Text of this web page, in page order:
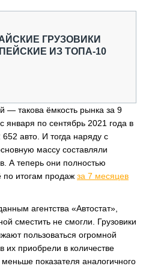
ГРУЗОВИКИ
ИЗ ТОПА-10
— такова ёмкость рынка за 9
января по сентябрь 2021 года в
авто. И тогда наряду с
массу составляли
А теперь они полностью
по итогам продаж за 7 месяцев
агентства «Автостат»,
сместить не смогли. Грузовики
пользоваться огромной
их приобрели в количестве
показателя аналогичного